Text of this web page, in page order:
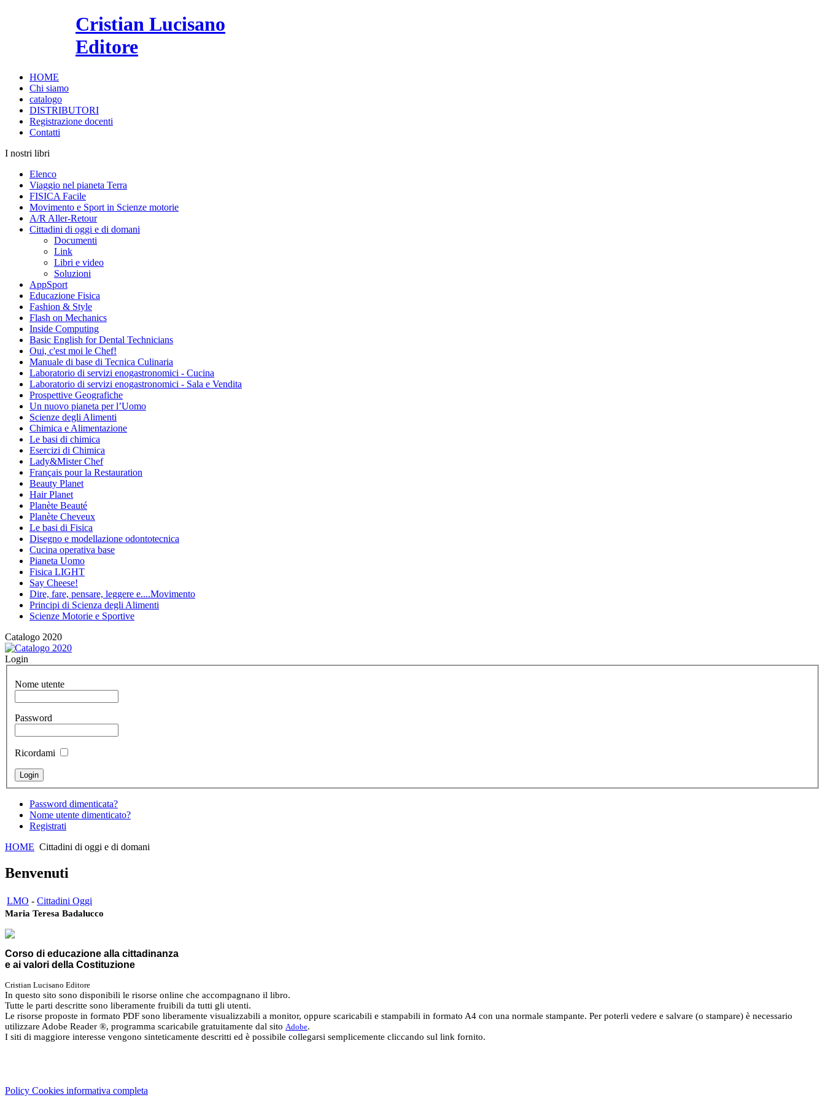
Cristian Lucisano
Editore
HOME
Chi siamo
catalogo
DISTRIBUTORI
Registrazione docenti
Contatti
I nostri libri
Elenco
Viaggio nel pianeta Terra
FISICA Facile
Movimento e Sport in Scienze motorie
A/R Aller-Retour
Cittadini di oggi e di domani
Documenti
Link
Libri e video
Soluzioni
AppSport
Educazione Fisica
Fashion & Style
Flash on Mechanics
Inside Computing
Basic English for Dental Technicians
Oui, c'est moi le Chef!
Manuale di base di Tecnica Culinaria
Laboratorio di servizi enogastronomici - Cucina
Laboratorio di servizi enogastronomici - Sala e Vendita
Prospettive Geografiche
Un nuovo pianeta per l’Uomo
Scienze degli Alimenti
Chimica e Alimentazione
Le basi di chimica
Esercizi di Chimica
Lady&Mister Chef
Français pour la Restauration
Beauty Planet
Hair Planet
Planète Beauté
Planète Cheveux
Le basi di Fisica
Disegno e modellazione odontotecnica
Cucina operativa base
Pianeta Uomo
Fisica LIGHT
Say Cheese!
Dire, fare, pensare, leggere e....Movimento
Principi di Scienza degli Alimenti
Scienze Motorie e Sportive
Catalogo 2020
Login
Nome utente
Password
Ricordami
Password dimenticata?
Nome utente dimenticato?
Registrati
HOME Cittadini di oggi e di domani
Benvenuti
LMO - Cittadini Oggi
Maria Teresa Badalucco
Corso di educazione alla cittadinanza
e ai valori della Costituzione
Cristian Lucisano Editore
In questo sito sono disponibili le risorse online che accompagnano il libro.
Tutte le parti descritte sono liberamente fruibili da tutti gli utenti.
Le risorse proposte in formato PDF sono liberamente visualizzabili a monitor, oppure scaricabili e stampabili in formato A4 con una normale stampante. Per poterli vedere e salvare (o stampare) è necessario
utilizzare Adobe Reader ®, programma scaricabile gratuitamente dal sito Adobe.
I siti di maggiore interesse vengono sinteticamente descritti ed è possibile collegarsi semplicemente cliccando sul link fornito.
Policy Cookies informativa completa